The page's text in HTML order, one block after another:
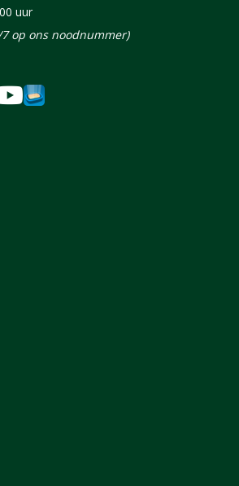
uur
op ons noodnummer)